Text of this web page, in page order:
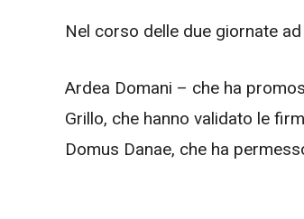
Nel corso delle due giornate
Ardea Domani – che ha
Grillo, che hanno validato le
Domus Danae, che ha